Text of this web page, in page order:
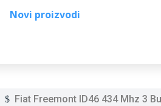
Novi proizvodi
$ Fiat Freemont ID46 434 Mhz 3